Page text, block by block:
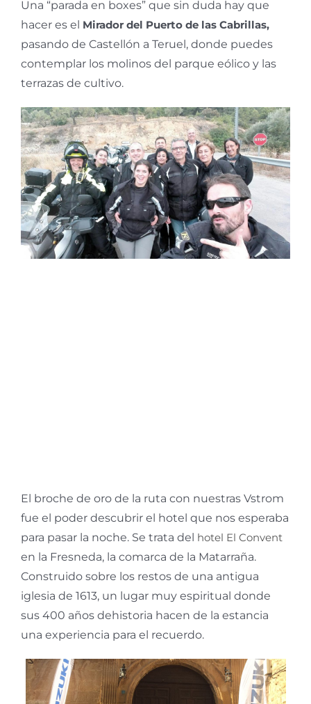
Una “parada en boxes” que sin duda hay que
hacer es el Mirador del Puerto de las Cabrillas,
pasando de Castellón a Teruel, donde puedes
contemplar los molinos del parque eólico y las
terrazas de cultivo.
El broche de oro de la ruta con nuestras Vstrom
fue el poder descubrir el hotel que nos esperaba
para pasar la noche. Se trata del hotel El Convent
en la Fresneda, la comarca de la Matarraña.
Construido sobre los restos de una antigua
iglesia de 1613, un lugar muy espiritual donde
sus 400 años dehistoria hacen de la estancia
una experiencia para el recuerdo.